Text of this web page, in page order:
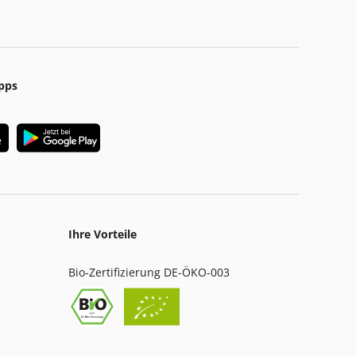
Ihre Vorteile
Bio-Zertifizierung DE-ÖKO-003